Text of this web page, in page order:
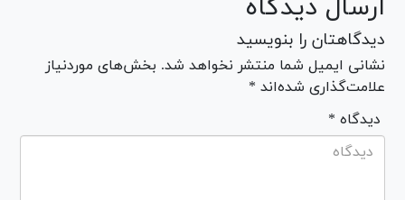
ارسال دیدگاه
دیدگاهتان را بنویسید
نشانی ایمیل شما منتشر نخواهد شد. بخش‌های موردنیاز
علامت‌گذاری شده‌اند *
* دیدگاه